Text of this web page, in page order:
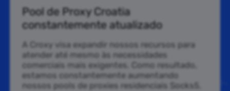
Pool de Proxy Croatia
constantemente atualizado
A Croxy visa expandir nossos recursos para
atender até mesmo às necessidades
comerciais mais exigentes. Como resultado,
estamos constantemente aumentando
nossos pools de proxies residenciais Socks5.